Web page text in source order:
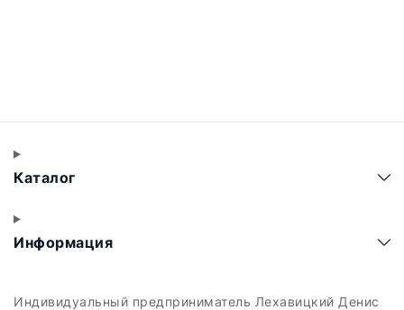
Каталог
Информация
Индивидуальный предприниматель Лехавицкий Денис